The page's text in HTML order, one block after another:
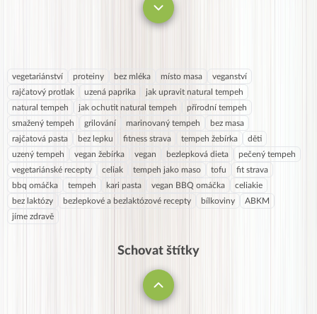
vegetariánství proteiny bez mléka místo masa
veganství
rajčatový protlak
uzená paprika
jak upravit natural tempeh
natural tempeh
jak ochutit natural tempeh
přírodní tempeh
smažený tempeh
grilování marinovaný tempeh
bez masa
rajčatová pasta
bez lepku fitness strava tempeh žebírka
děti
uzený tempeh
vegan žebírka vegan bezlepková dieta
pečený tempeh
vegetariánské recepty
celiak tempeh jako maso tofu
fit strava
bbq omáčka
tempeh kari pasta vegan BBQ omáčka
celiakie
bez laktózy
bezlepkové a bezlaktózové recepty bílkoviny
ABKM
jíme zdravě
Schovat štítky